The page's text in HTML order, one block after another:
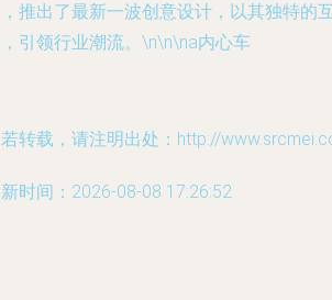
推出了最新一波创意设计，以其独特的
引领行业潮流。\n\n\na内心车
转载，请注明出处：http://
时间：2026-08-08 17:26:52